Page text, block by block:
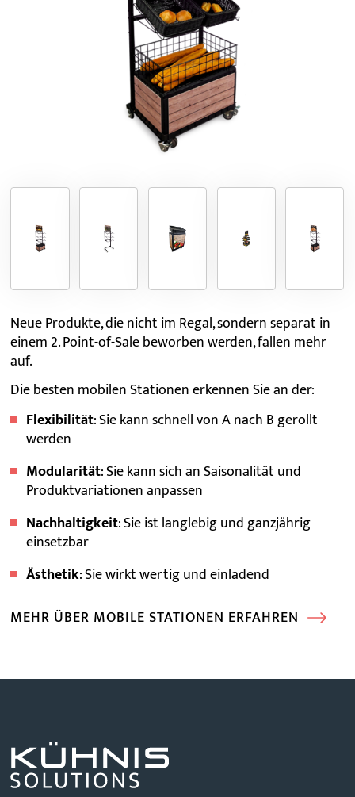
Neue Produkte, die nicht im Regal, sondern separat in
einem 2. Point-of-Sale beworben werden, fallen mehr
auf.
Die besten mobilen Stationen erkennen Sie an der:
Flexibilität: Sie kann schnell von A nach B gerollt
werden
Modularität: Sie kann sich an Saisonalität und
Produktvariationen anpassen
Nachhaltigkeit: Sie ist langlebig und ganzjährig
einsetzbar
Ästhetik: Sie wirkt wertig und einladend
MEHR ÜBER MOBILE STATIONEN ERFAHREN